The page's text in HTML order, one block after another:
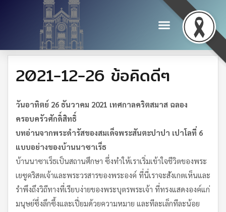
2021-12-26 ข้อคิดดีๆ
วันอาทิตย์ 26 ธันวาคม 2021 เทศกาลคริตสมาส ฉลอง
ครอบครัวศักดิ์สิทธิ์
บทอ่านจากพระดำรัสของสมเด็จพระสันตะปาปา เปาโลที่ 6
แบบอย่างของบ้านนาซาเร็ธ
บ้านนาซาเร็ธเป็นสถานศึกษา ซึ่งทำให้เราเริ่มเข้าใจชีวิตของพระ
เยซูคริสตเจ้าและพระวรสารของพระองค์ ที่นี่เราจะสังเกตเห็นและ
รำพึงถึงวิถีทางที่เรียบง่ายของพระบุตรพระเจ้า ที่ทรงแสดงองค์แก่
มนุษย์ซึ่งลึกซึ้งและเปี่ยมด้วยความหมาย และทีละเล็กทีละน้อย